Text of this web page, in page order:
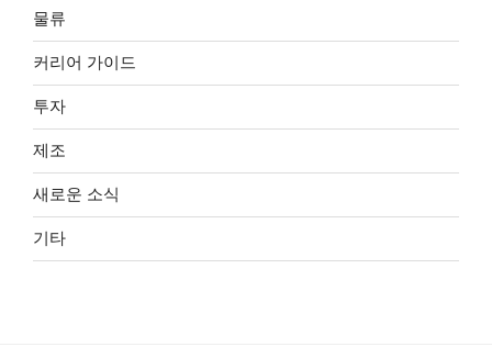
물류
커리어 가이드
투자
제조
새로운 소식
기타